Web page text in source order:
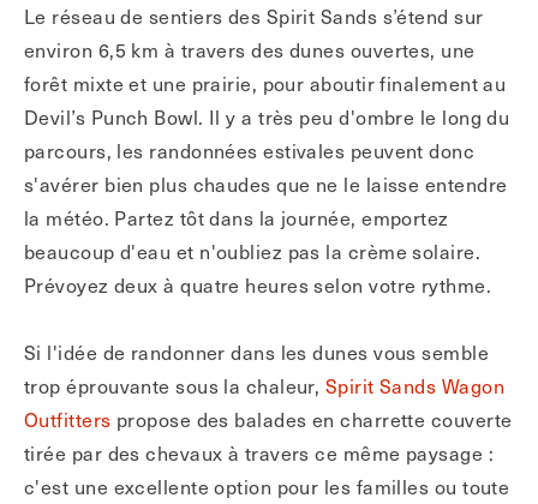
Le réseau de sentiers des Spirit Sands s’étend sur
environ 6,5 km à travers des dunes ouvertes, une
forêt mixte et une prairie, pour aboutir finalement au
Devil’s Punch Bowl. Il y a très peu d'ombre le long du
parcours, les randonnées estivales peuvent donc
s'avérer bien plus chaudes que ne le laisse entendre
la météo. Partez tôt dans la journée, emportez
beaucoup d'eau et n'oubliez pas la crème solaire.
Prévoyez deux à quatre heures selon votre rythme.
Si l'idée de randonner dans les dunes vous semble
trop éprouvante sous la chaleur, Spirit Sands Wagon
Outfitters propose des balades en charrette couverte
tirée par des chevaux à travers ce même paysage :
c'est une excellente option pour les familles ou toute